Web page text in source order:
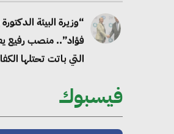
“وزيرة البيئة
فؤاد”.. منصب رفيع
التي باتت تحتلها
محلب : المباني
فيسبوك